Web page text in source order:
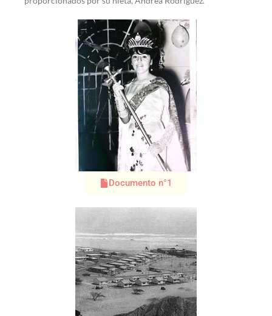
Documento n°1